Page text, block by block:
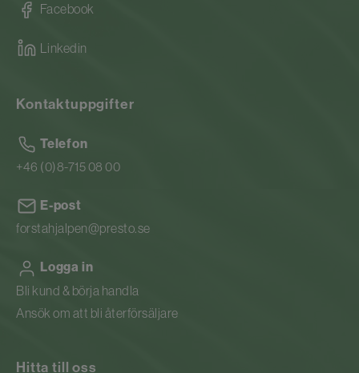
Facebook
Linkedin
Kontaktuppgifter
Telefon
+46 (0)8-715 08 00
E-post
forstahjalpen@presto.se
Logga in
Bli kund & börja handla
Ansök om att bli återförsäljare
Hitta till oss